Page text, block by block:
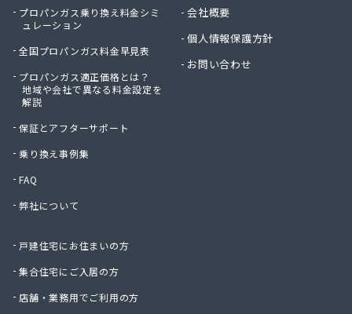
有限会社越智商会
有限会社吉井プロパン
有限会社玉川液化ガス
有限会社溝田石油
有限会社坂東ガス店
有限会社三翔ガス
有限会社小野商店
有限会社昭英ガス
有限会社椙野ガス
有限会社石丸ガス商会
有限会社大政ガス
プロパンガス乗り換え料金シミ
ュレーション
全国プロパンガス料金早見表
プロパンガス適正価格とは？
地域や会社で異なる料金設定を
解説
保証とアフターサポート
乗り換え事例集
FAQ
弊社について
戸建住宅にお住まいの方
集合住宅にご入居の方
店舗・業務用でご利用の方
会社概要
個人情報保護方針
お問い合わせ